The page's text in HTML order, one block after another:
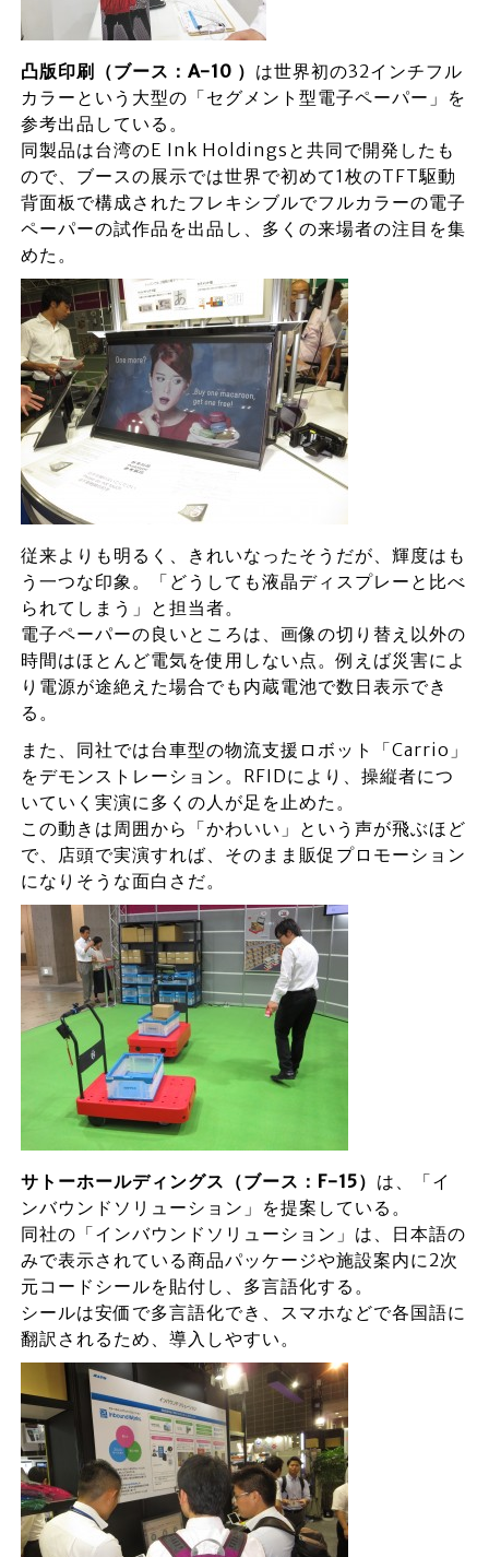
凸版印刷（ブース：A-10 ） は世界初の32インチフル
カラーという大型の「セグメント型電子ペーパー」を
参考出品している。
同製品は台湾のE Ink Holdingsと共同で開発したも
ので、ブースの展示では世界で初めて1枚のTFT駆動
背面板で構成されたフレキシブルでフルカラーの電子
ペーパーの試作品を出品し、多くの来場者の注目を集
めた。
従来よりも明るく、きれいなったそうだが、輝度はも
う一つな印象。「どうしても液晶ディスプレーと比べ
られてしまう」と担当者。
電子ペーパーの良いところは、画像の切り替え以外の
時間はほとんど電気を使用しない点。例えば災害によ
り電源が途絶えた場合でも内蔵電池で数日表示でき
る。
また、同社では台車型の物流支援ロボット「Carrio」
をデモンストレーション。RFIDにより、操縦者につ
いていく実演に多くの人が足を止めた。
この動きは周囲から「かわいい」という声が飛ぶほど
で、店頭で実演すれば、そのまま販促プロモーション
になりそうな面白さだ。
サトーホールディングス（ブース：F-15） は、「イ
ンバウンドソリューション」を提案している。
同社の「インバウンドソリューション」は、日本語の
みで表示されている商品パッケージや施設案内に2次
元コードシールを貼付し、多言語化する。
シールは安価で多言語化でき、スマホなどで各国語に
翻訳されるため、導入しやすい。